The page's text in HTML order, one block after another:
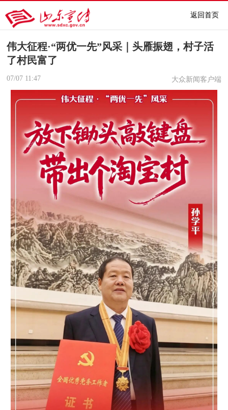
返回首页
伟大征程·“两优一先”风采｜头雁振翅，村子活
了村民富了
07/07 11:47 大众新闻客户端